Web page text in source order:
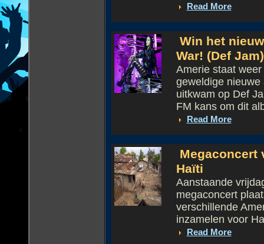
Read More
Win het
War! (Def Jam)
Amerie staat
geweldige nieuwe
uitkwam op Def
FM kans om dit
Read More
Megaconcert
Haïti
Aanstaande
megaconcert
verschillende
inzamelen voor
Read More